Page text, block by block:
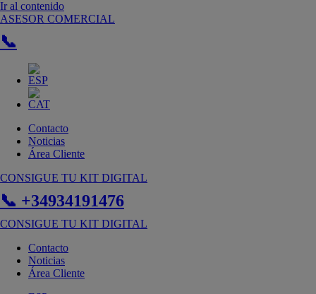
Ir al contenido
ASESOR COMERCIAL
📞
Contacto
Noticias
Área Cliente
CONSIGUE TU KIT DIGITAL
📞 +34934191476
CONSIGUE TU KIT DIGITAL
Contacto
Noticias
Área Cliente